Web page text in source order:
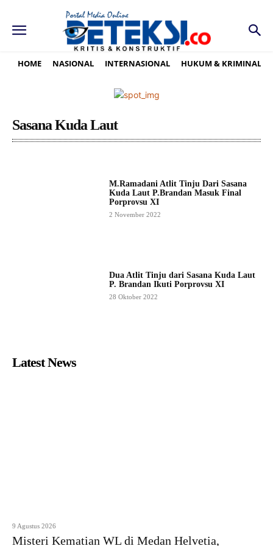
HOME NASIONAL INTERNASIONAL HUKUM & KRIMINAL
Sasana Kuda Laut
M.Ramadani Atlit Tinju Dari Sasana
Kuda Laut P.Brandan Masuk Final
Porprovsu XI
2 November 2022
Dua Atlit Tinju dari Sasana Kuda Laut
P. Brandan Ikuti Porprovsu XI
28 Oktober 2022
Latest News
9 Agustus 2026
Misteri Kematian WL di Medan Helvetia,